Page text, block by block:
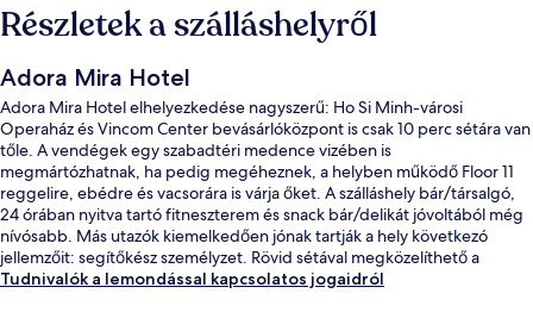
Részletek a szálláshelyről
Adora Mira Hotel
Adora Mira Hotel elhelyezkedése nagyszerű: Ho Si Minh-városi
Operaház és Vincom Center bevásárlóközpont is csak 10 perc sétára van
tőle. A vendégek egy szabadtéri medence vizében is
megmártózhatnak, ha pedig megéheznek, a helyben működő Floor 11
reggelire, ebédre és vacsorára is várja őket. A szálláshely bár/társalgó,
24 órában nyitva tartó fitneszterem és snack bár/delikát jóvoltából még
nívósabb. Más utazók kiemelkedően jónak tartják a hely következó
jellemzőit: segítőkész személyzet. Rövid sétával megközelíthető a
tömegközlekedés: Opera House állomás 7 perc, Ba Son állomás pedig
Tudnivalók a lemondással kapcsolatos jogaidról